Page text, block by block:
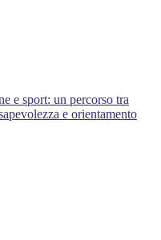
e sport: un percorso tra
e orientamento